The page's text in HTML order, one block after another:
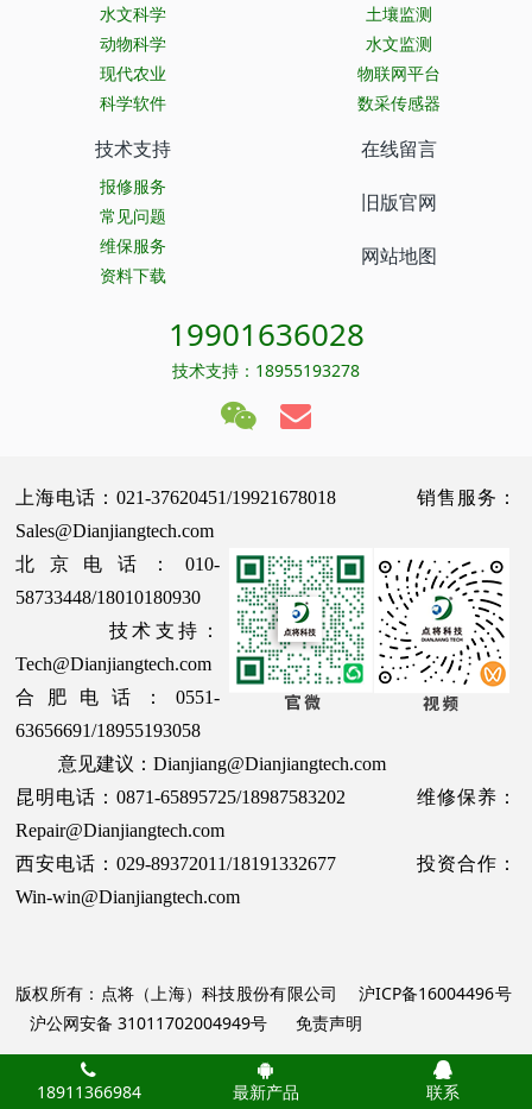
水文科学
动物科学
现代农业
科学软件
土壤监测
水文监测
物联网平台
数采传感器
技术支持
报修服务
常见问题
维保服务
资料下载
在线留言
旧版官网
网站地图
19901636028
技术支持：18955193278
上海电话：021-37620451/19921678018 销售服务：
Sales@Dianjiangtech.com
北京电话：010-
58733448/18010180930
技术支持：
Tech@Dianjiangtech.com
合肥电话：0551-
63656691/18955193058
意见建议：Dianjiang@Dianjiangtech.com
昆明电话：0871-65895725/18987583202 维修保养：
Repair@Dianjiangtech.com
西安电话：029-89372011/18191332677 投资合作：
Win-win@Dianjiangtech.com
版权所有：点将（上海）科技股份有限公司 沪ICP备16004496号
沪公网安备 31011702004949号
免责声明
18911366984 最新产品 联系